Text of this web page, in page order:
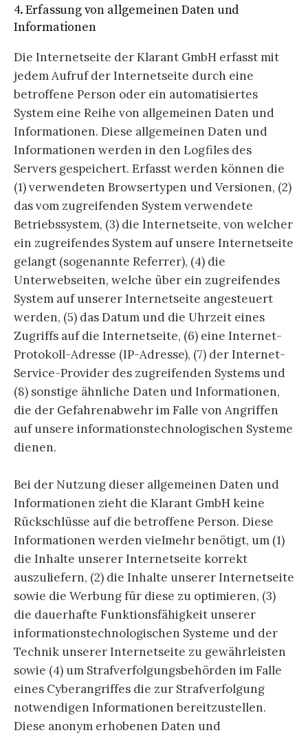
4. Erfassung von allgemeinen Daten und
Informationen
Die Internetseite der Klarant GmbH erfasst mit
jedem Aufruf der Internetseite durch eine
betroffene Person oder ein automatisiertes
System eine Reihe von allgemeinen Daten und
Informationen. Diese allgemeinen Daten und
Informationen werden in den Logfiles des
Servers gespeichert. Erfasst werden können die
(1) verwendeten Browsertypen und Versionen, (2)
das vom zugreifenden System verwendete
Betriebssystem, (3) die Internetseite, von welcher
ein zugreifendes System auf unsere Internetseite
gelangt (sogenannte Referrer), (4) die
Unterwebseiten, welche über ein zugreifendes
System auf unserer Internetseite angesteuert
werden, (5) das Datum und die Uhrzeit eines
Zugriffs auf die Internetseite, (6) eine Internet-
Protokoll-Adresse (IP-Adresse), (7) der Internet-
Service-Provider des zugreifenden Systems und
(8) sonstige ähnliche Daten und Informationen,
die der Gefahrenabwehr im Falle von Angriffen
auf unsere informationstechnologischen Systeme
dienen.
Bei der Nutzung dieser allgemeinen Daten und
Informationen zieht die Klarant GmbH keine
Rückschlüsse auf die betroffene Person. Diese
Informationen werden vielmehr benötigt, um (1)
die Inhalte unserer Internetseite korrekt
auszuliefern, (2) die Inhalte unserer Internetseite
sowie die Werbung für diese zu optimieren, (3)
die dauerhafte Funktionsfähigkeit unserer
informationstechnologischen Systeme und der
Technik unserer Internetseite zu gewährleisten
sowie (4) um Strafverfolgungsbehörden im Falle
eines Cyberangriffes die zur Strafverfolgung
notwendigen Informationen bereitzustellen.
Diese anonym erhobenen Daten und